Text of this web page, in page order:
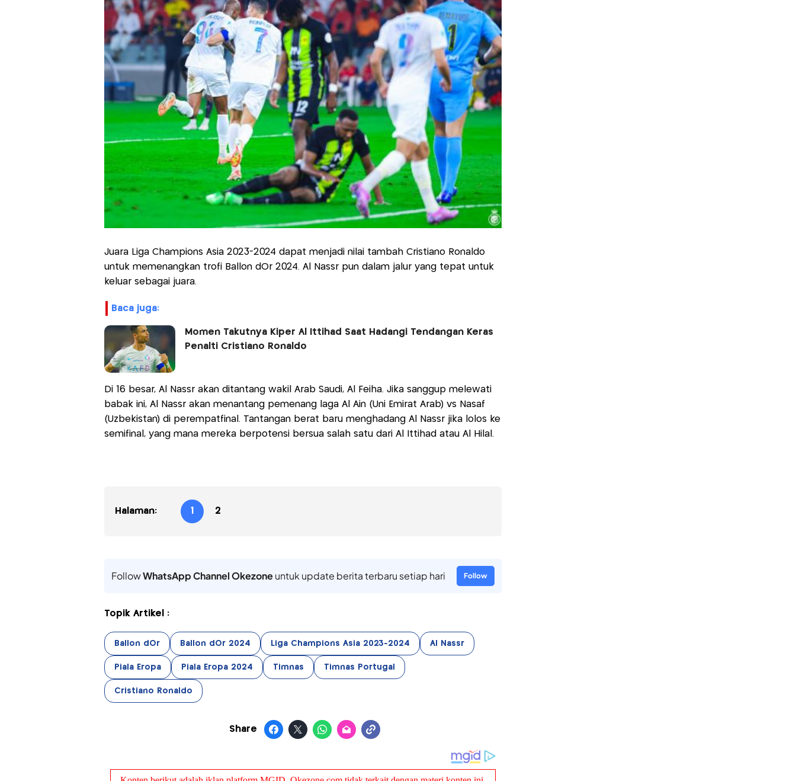
Juara Liga Champions Asia 2023-2024 dapat menjadi nilai tambah Cristiano Ronaldo
untuk memenangkan trofi Ballon dOr 2024. Al Nassr pun dalam jalur yang tepat untuk
keluar sebagai juara.
baca juga:
Momen Takutnya Kiper Al Ittihad Saat Hadangi Tendangan Keras
Penalti Cristiano Ronaldo
Di 16 besar, Al Nassr akan ditantang wakil Arab Saudi, Al Feiha. Jika sanggup melewati
babak ini, Al Nassr akan menantang pemenang laga Al Ain (Uni Emirat Arab) vs Nasaf
(Uzbekistan) di perempatfinal. Tantangan berat baru menghadang Al Nassr jika lolos ke
semifinal, yang mana mereka berpotensi bersua salah satu dari Al Ittihad atau Al Hilal.
Halaman: 1 2
FollowWhatsApp Channel Okezoneuntuk update berita terbaru setiap hari Follow
Topik Artikel :
Ballon dOr Ballon dOr 2024 Liga Champions Asia 2023-2024 Al Nassr
Piala Eropa Piala Eropa 2024 Timnas Timnas Portugal
Cristiano Ronaldo
Share